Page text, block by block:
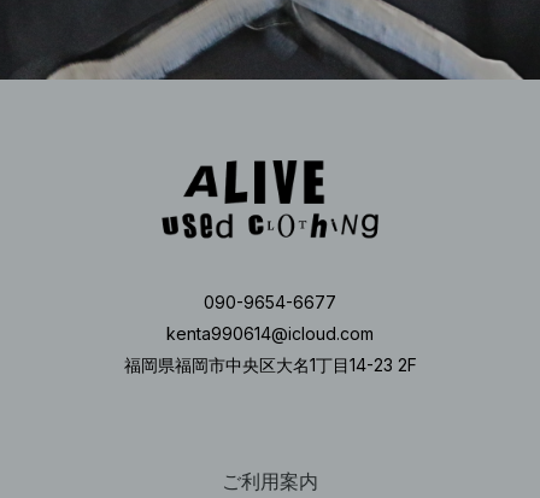
090-9654-6677
kenta990614@icloud.com
福岡県福岡市中央区大名1丁目14-23 2F
ご利用案内